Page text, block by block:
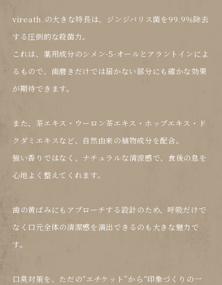
vireath.の大きな特長は、 ジンジバリス菌を99.9％除去
する圧倒的な殺菌力。
これは、薬用成分のシメン-5-オールと アラントインによ
るもので、歯磨きだけでは届かない部分にも確かな効果
が期待できます。
また、茶エキス・ウーロン茶エキス・ホップエキス・ド
クダミエキスなど、
自然由来の植物成分を配合。
強い香りではなく、 ナチュラルな清涼感で、食後の息を
心地よく整えてくれます。
歯の黄ばみにもアプローチする設計のため、呼吸だけで
なく 口元全体の清潔感を演出できるのも大きな魅力で
す。
口臭対策を、ただの“エチケット”から“印象づくりの一